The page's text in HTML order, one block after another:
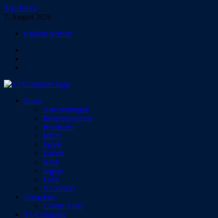
Zum
Inhalt
Top-Menü
7. August 2026
English website
ST-Computer
Das Magazin für Atari-Computer und -Konsolen
News
Anwendungen
Betriebssysteme
Hardware
MIDI
Spiele
Falcon
8-Bit
Jaguar
Lynx
VCS2600
Ausgaben
Classic Atari
ST-Computer